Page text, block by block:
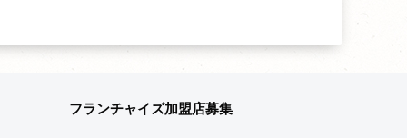
フランチャイズ加盟店募集